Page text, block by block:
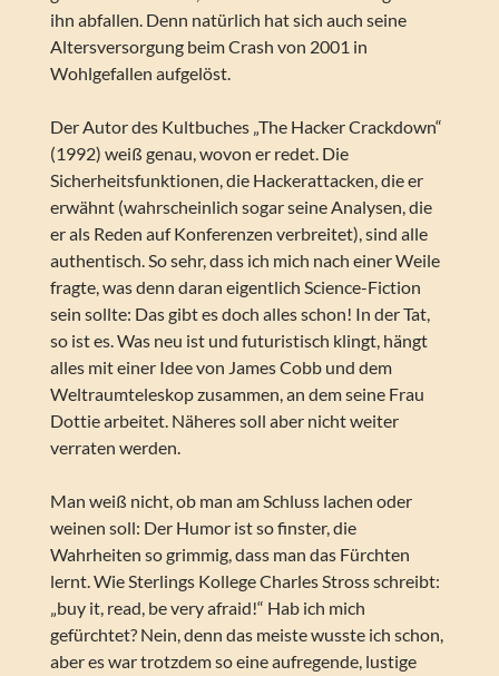
ihn abfallen. Denn natürlich hat sich auch seine
Altersversorgung beim Crash von 2001 in
Wohlgefallen aufgelöst.
Der Autor des Kultbuches „The Hacker Crackdown“
(1992) weiß genau, wovon er redet. Die
Sicherheitsfunktionen, die Hackerattacken, die er
erwähnt (wahrscheinlich sogar seine Analysen, die
er als Reden auf Konferenzen verbreitet), sind alle
authentisch. So sehr, dass ich mich nach einer Weile
fragte, was denn daran eigentlich Science-Fiction
sein sollte: Das gibt es doch alles schon! In der Tat,
so ist es. Was neu ist und futuristisch klingt, hängt
alles mit einer Idee von James Cobb und dem
Weltraumteleskop zusammen, an dem seine Frau
Dottie arbeitet. Näheres soll aber nicht weiter
verraten werden.
Man weiß nicht, ob man am Schluss lachen oder
weinen soll: Der Humor ist so finster, die
Wahrheiten so grimmig, dass man das Fürchten
lernt. Wie Sterlings Kollege Charles Stross schreibt:
„buy it, read, be very afraid!“ Hab ich mich
gefürchtet? Nein, denn das meiste wusste ich schon,
aber es war trotzdem so eine aufregende, lustige